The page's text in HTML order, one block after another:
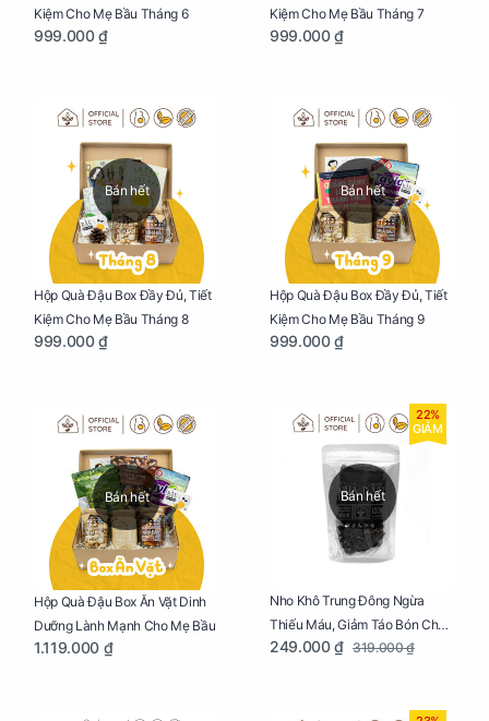
Kiệm Cho Mẹ Bầu Tháng 6
999.000 ₫
Kiệm Cho Mẹ Bầu Tháng 7
999.000 ₫
Bán hết
Hộp Quà Đậu Box Đầy Đủ, Tiết
Kiệm Cho Mẹ Bầu Tháng 8
999.000 ₫
Bán hết
Hộp Quà Đậu Box Đầy Đủ, Tiết
Kiệm Cho Mẹ Bầu Tháng 9
999.000 ₫
Bán hết
Hộp Quà Đậu Box Ăn Vặt Dinh
Dưỡng Lành Mạnh Cho Mẹ Bầu
1.119.000 ₫
Bán hết
22%
GIẢM
Nho Khô Trung Đông Ngừa
Thiếu Máu, Giảm Táo Bón Cho
Mẹ Bầu Túi 250g
249.000 ₫ 319.000 ₫